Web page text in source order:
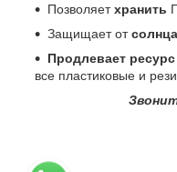
Позволяетхранить
Защищает от
Продлевает ресурс
все пластиковые и